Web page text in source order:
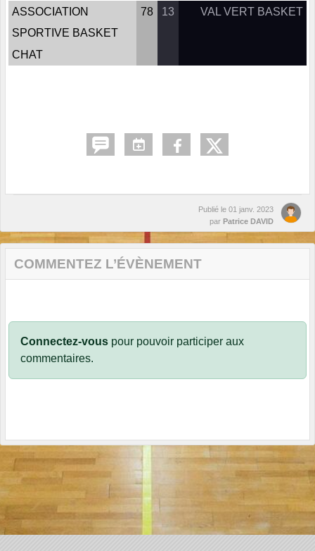
ASSOCIATION
SPORTIVE BASKET
CHAT
78 13 VAL VERT BASKET
Publié le 01 janv. 2023
par Patrice DAVID
COMMENTEZ L’ÉVÈNEMENT
Connectez-vous pour pouvoir participer aux
commentaires.